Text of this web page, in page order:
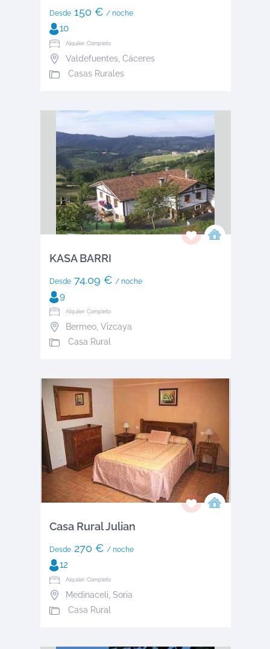
Desde150 € / noche
10
Alquiler: Completo
Valdefuentes, Cáceres
Casas Rurales
KASA BARRI
Desde74.09 € / noche
9
Alquiler: Completo
Bermeo, Vizcaya
Casa Rural
Casa Rural Julian
Desde270 € / noche
12
Alquiler: Completo
Medinaceli Soria
Casa Rural